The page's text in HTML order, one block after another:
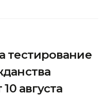
тестирование
августа